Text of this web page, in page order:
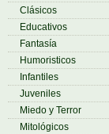
Clásicos
Educativos
Fantasía
Humoristicos
Infantiles
Juveniles
Miedo y Terror
Mitológicos